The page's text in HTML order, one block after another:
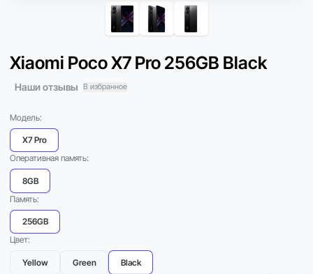
Xiaomi Poco X7 Pro 256GB Black
Наши отзывы В избранное
Модель:
X7 Pro
Оперативная память:
8GB
Память:
256GB
Цвет:
Yellow Green
Black